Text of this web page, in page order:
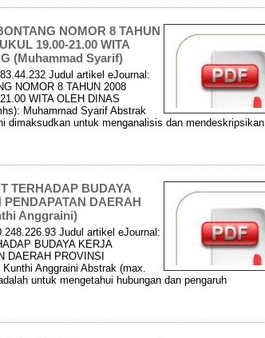
NOMOR 8 TAHUN
19.00-21.00 WITA
(Muhammad Syarif)
Judul artikel eJournal:
NOMOR 8 TAHUN 2008
WITA OLEH DINAS
Muhammad Syarif Abstrak
dimaksudkan untuk menganalisis dan mendeskripsikan
TERHADAP BUDAYA
DAERAH
Anggraini)
Judul artikel eJournal:
BUDAYA KERJA
DAERAH PROVINSI
Anggraini Abstrak (max.
untuk mengetahui hubungan dan pengaruh